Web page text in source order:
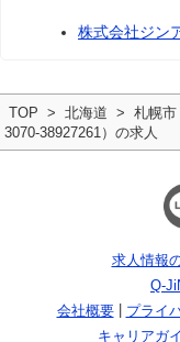
株式会社ジン
TOP 北海道 札幌市
3070-38927261）の求人
求人情報
Q-
会社概要
プライ
キャリアガ